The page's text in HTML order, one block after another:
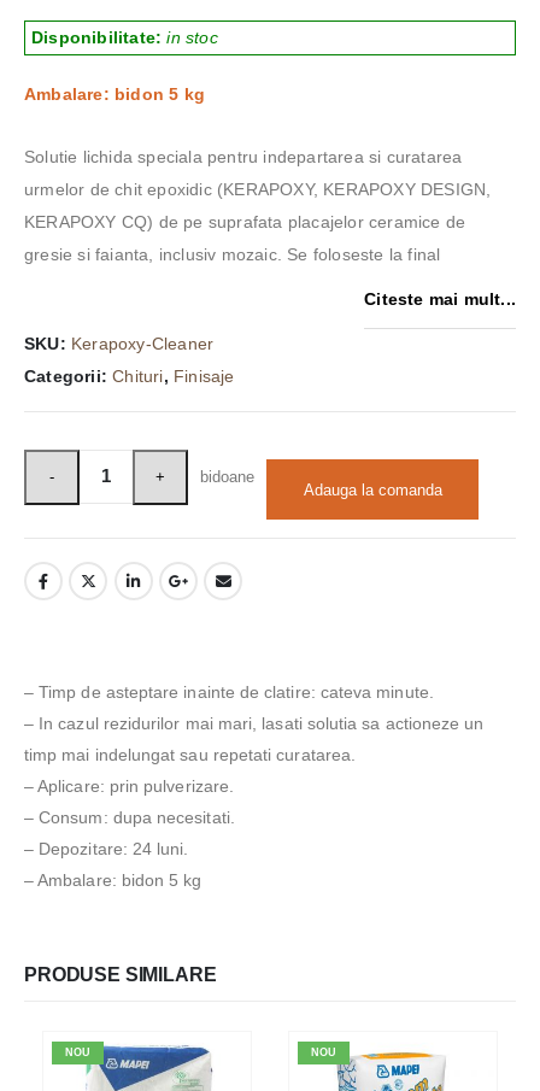
Disponibilitate:in stoc
Ambalare: bidon 5 kg
Solutie lichida speciala pentru indepartarea si curatarea
urmelor de chit epoxidic (KERAPOXY, KERAPOXY DESIGN,
KERAPOXY CQ) de pe suprafata placajelor ceramice de
gresie si faianta, inclusiv mozaic. Se foloseste la final
Citeste mai mult...
SKU: Kerapoxy-Cleaner
Categorii:Chituri, Finisaje
bidoane
Adauga la comanda
– Timp de asteptare inainte de clatire: cateva minute.
– In cazul rezidurilor mai mari, lasati solutia sa actioneze un
timp mai indelungat sau repetati curatarea.
– Aplicare: prin pulverizare.
– Consum: dupa necesitati.
– Depozitare: 24 luni.
– Ambalare: bidon 5 kg
PRODUSE SIMILARE
NOU NOU